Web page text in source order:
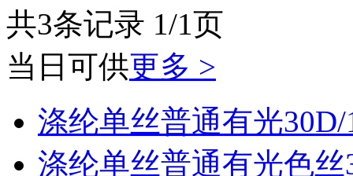
共3条记录 1/1页
当日可供更多 >
涤纶单丝普通有光30D/
涤纶单丝普通有光色丝